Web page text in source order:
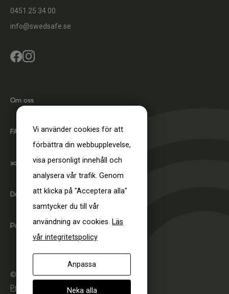
0451 25 34 00
info@swedsafe.se

Om oss
FAQ
xact-fit test
DoC
Produktcertifiering
© 2026 SwedSafe. All rights reserved.
Privacy Policy
Cookie settings
Vi använder cookies för att
förbättra din webbupplevelse,
visa personligt innehåll och
analysera vår trafik. Genom
att klicka på "Acceptera alla"
samtycker du till vår
användning av cookies. Läs
vår integritetspolicy
Anpassa
Neka alla